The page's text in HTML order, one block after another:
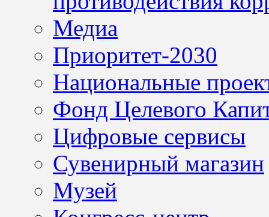
Медиа
Приоритет-2030
Национальные
Фонд Целевого
Цифровые сервисы
Сувенирный магазин
Музей